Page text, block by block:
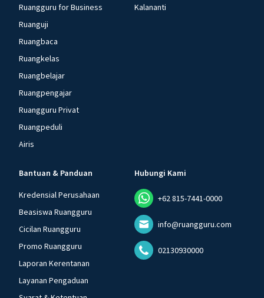
Ruangguru for Business
Ruanguji
Ruangbaca
Ruangkelas
Ruangbelajar
Ruangpengajar
Ruangguru Privat
Ruangpeduli
Airis
Kalananti
Bantuan & Panduan
Kredensial Perusahaan
Beasiswa Ruangguru
Cicilan Ruangguru
Promo Ruangguru
Laporan Kerentanan
Layanan Pengaduan
Hubungi Kami
+62 815-7441-0000
info@ruangguru.com
02130930000